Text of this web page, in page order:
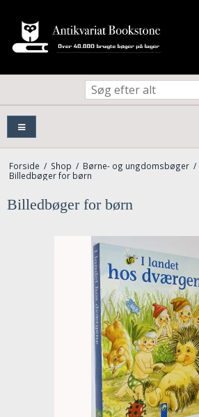
Forside / Shop / Børne- og ungdomsbøger /
Billedbøger for børn
Billedbøger for børn